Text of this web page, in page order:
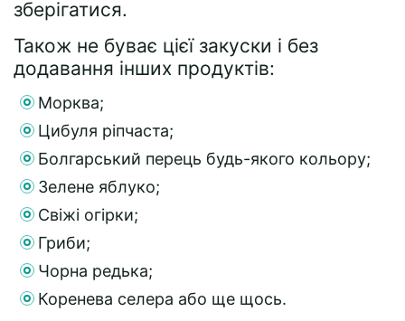
зберігатися.
Також не буває цієї закуски і без
додавання інших продуктів:
Морква;
Цибуля ріпчаста;
Болгарський перець будь-якого кольору;
Зелене яблуко;
Свіжі огірки;
Гриби;
Чорна редька;
Коренева селера або ще щось.